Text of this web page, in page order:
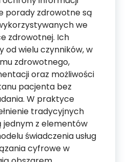
porady zdrowotne są
we
zdrowotnej. Ich
od wielu czynników, w
zdrowotnego,
oraz możliwości
pacjenta bez
W praktyce
tradycyjnych
jednym z elementów
świadczenia usług
cyfrowe w